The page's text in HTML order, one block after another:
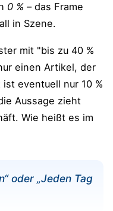
0 % – das Frame
in Szene.
mit "bis zu 40 %
einen Artikel, der
eventuell nur 10 %
Aussage zieht
Wie heißt es im
oder „Jeden Tag